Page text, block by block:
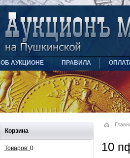
ОБ АУКЦИОНЕ ПРАВИЛА
Корзина
Товаров: 0
10